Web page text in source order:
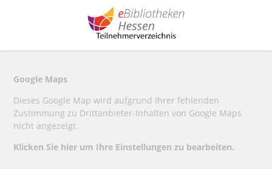
Google Maps
Dieses Google Map wird aufgrund Ihrer fehlenden
Zustimmung zu Drittanbieter-Inhalten von Google Maps
nicht angezeigt.
Klicken Sie hier um Ihre Einstellungen zu bearbeiten.